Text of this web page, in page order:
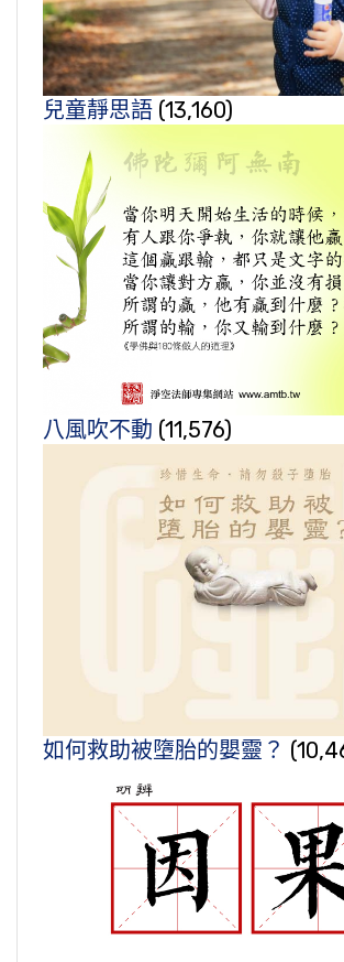
兒童靜思語 (13,160)
八風吹不動 (11,576)
如何救助被墮胎的嬰靈？